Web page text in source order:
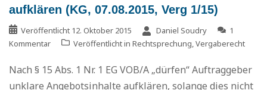
aufklären (KG, 07.08.2015, Verg 1/15)
Veröffentlicht 12. Oktober 2015 Daniel Soudry
1
Kommentar
Veröffentlicht in Rechtsprechung,Vergaberecht
Nach § 15 Abs. 1 Nr. 1 EG VOB/A „dürfen“ Auftraggeber
unklare Angebotsinhalte aufklären, solange dies nicht